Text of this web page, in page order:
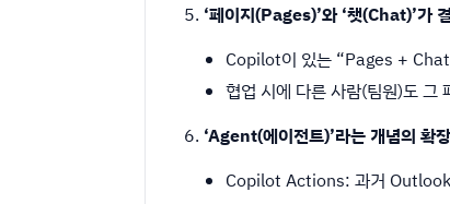
‘페이지(Pages)’와 ‘챗(Chat)’가
Copilot이 있는 “Pages +
협업 시에 다른 사람(팀원)도 그
‘Agent(에이전트)’라는 개념의 확장
Copilot Actions: 과거 Outlook